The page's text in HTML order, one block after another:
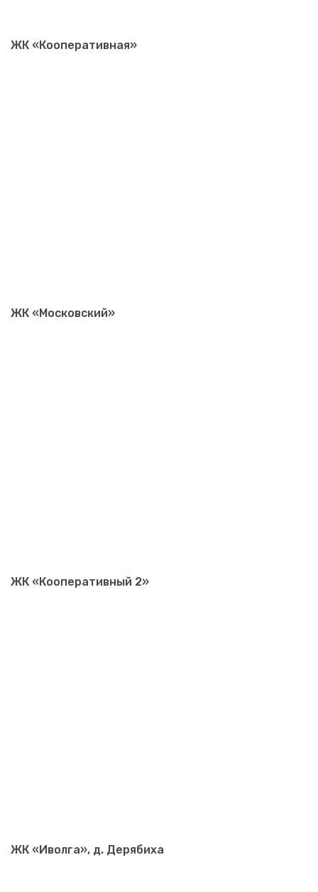
ЖК «Кооперативная»
ЖК «Московский»
ЖК «Кооперативный 2»
ЖК «Иволга», д. Дерябиха